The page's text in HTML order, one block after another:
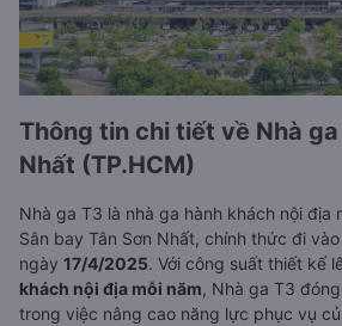
Thông tin chi tiết về Nhà ga
Nhất (TP.HCM)
Nhà ga T3 là nhà ga hành khách nội địa
Sân bay Tân Sơn Nhất, chính thức đi
ngày 17/4/2025. Với công suất thiết kế
khách nội địa mỗi năm, Nhà ga T3
trong việc nâng cao năng lực phục vụ